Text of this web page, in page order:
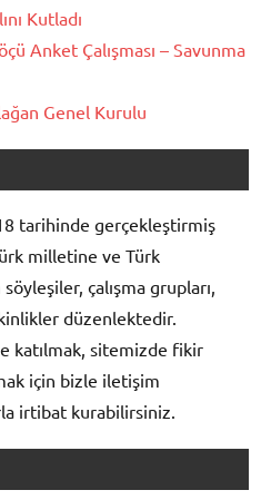
Kutladı
Anket Çalışması – Savunma
Genel Kurulu
tarihinde gerçekleştirmiş
milletine ve Türk
çalışma grupları,
düzenlektedir.
katılmak, sitemizde fikir
için bizle iletişim
irtibat kurabilirsiniz.